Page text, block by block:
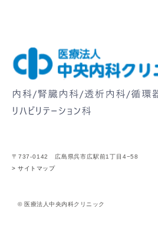
〒737-0142 広島県呉市広駅前1丁目4−58
> サイトマップ
© 医療法人中央内科クリニック